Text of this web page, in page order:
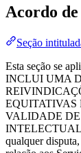
Acordo
Seção
Esta seção se
INCLUI UMA
VALIDADE DE
INTELECTUAL
qualquer